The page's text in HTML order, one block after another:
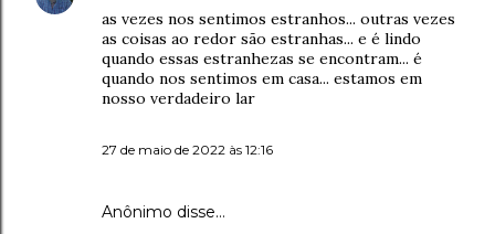
as vezes nos sentimos estranhos... outras vezes
as coisas ao redor são estranhas... e é lindo
quando essas estranhezas se encontram... é
quando nos sentimos em casa... estamos em
nosso verdadeiro lar
27 de maio de 2022 às 12:16
Anônimo disse…